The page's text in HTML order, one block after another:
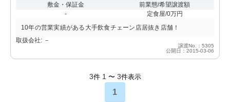
敷金・保証金
-
前業態/希望譲渡額
定食屋/0万円
10年の営業実績がある大手飲食チェーン店居抜き店舗！
取扱会社: －
譲渡No.：5305
公開日：2015-03-06
3件 1 〜 3件表示
1